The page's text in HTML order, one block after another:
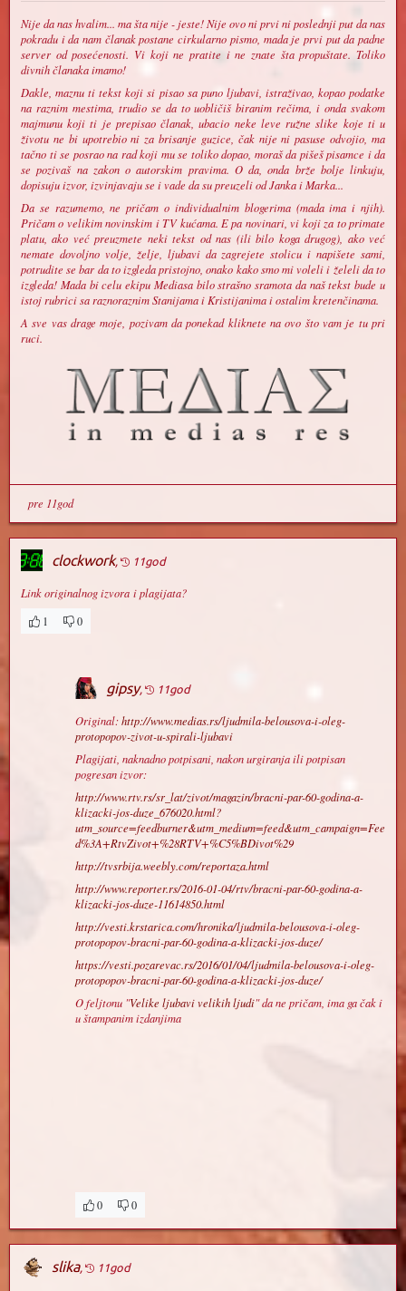
Nije da nas hvalim... ma šta nije - jeste! Nije ovo ni prvi ni poslednji put da nas
pokradu i da nam članak postane cirkularno pismo, mada je prvi put da padne
server od posećenosti. Vi koji ne pratite i ne znate šta propuštate. Toliko
divnih članaka imamo!
Dakle, maznu ti tekst koji si pisao sa puno ljubavi, istraživao, kopao podatke
na raznim mestima, trudio se da to uobličiš biranim rečima, i onda svakom
majmunu koji ti je prepisao članak, ubacio neke leve ružne slike koje ti u
životu ne bi upotrebio ni za brisanje guzice, čak nije ni pasuse odvojio, ma
tačno ti se posrao na rad koji mu se toliko dopao, moraš da pišeš pisamce i da
se pozivaš na zakon o autorskim pravima. O da, onda brže bolje linkuju,
dopisuju izvor, izvinjavaju se i vade da su preuzeli od Janka i Marka...
Da se razumemo, ne pričam o individualnim blogerima (mada ima i njih).
Pričam o velikim novinskim i TV kućama. E pa novinari, vi koji za to primate
platu, ako već preuzmete neki tekst od nas (ili bilo koga drugog), ako već
nemate dovoljno volje, želje, ljubavi da zagrejete stolicu i napišete sami,
potrudite se bar da to izgleda pristojno, onako kako smo mi voleli i želeli da to
izgleda! Mada bi celu ekipu Mediasa bilo strašno sramota da naš tekst bude u
istoj rubrici sa raznoraznim Stanijama i Kristijanima i ostalim kretenčinama.
A sve vas drage moje, pozivam da ponekad kliknete na ovo što vam je tu pri
ruci.
pre 11god
clockwork, 11god
Link originalnog izvora i plagijata?
1
0
gipsy, 11god
Original:http://www.medias.rs/ljudmila-belousova-i-oleg-
protopopov-zivot-u-spirali-ljubavi
Plagijati, naknadno potpisani, nakon urgiranja ili potpisan
pogresan izvor:
http://www.rtv.rs/sr_lat/zivot/magazin/bracni-par-60-godina-a-
klizacki-jos-duze_676020.html?
utm_source=feedburner&utm_medium=feed&utm_campaign=Fee
d%3A+RtvZivot+%28RTV+%C5%BDivot%29
http://tvsrbija.weebly.com/reportaza.html
http://www.reporter.rs/2016-01-04/rtv/bracni-par-60-godina-a-
klizacki-jos-duze-11614850.html
http://vesti.krstarica.com/hronika/ljudmila-belousova-i-oleg-
protopopov-bracni-par-60-godina-a-klizacki-jos-duze/
https://vesti.pozarevac.rs/2016/01/04/ljudmila-belousova-i-oleg-
protopopov-bracni-par-60-godina-a-klizacki-jos-duze/
O feljtonu "Velike ljubavi velikih ljudi" da ne pričam, ima ga čak i
u štampanim izdanjima
0 0
slika, 11god